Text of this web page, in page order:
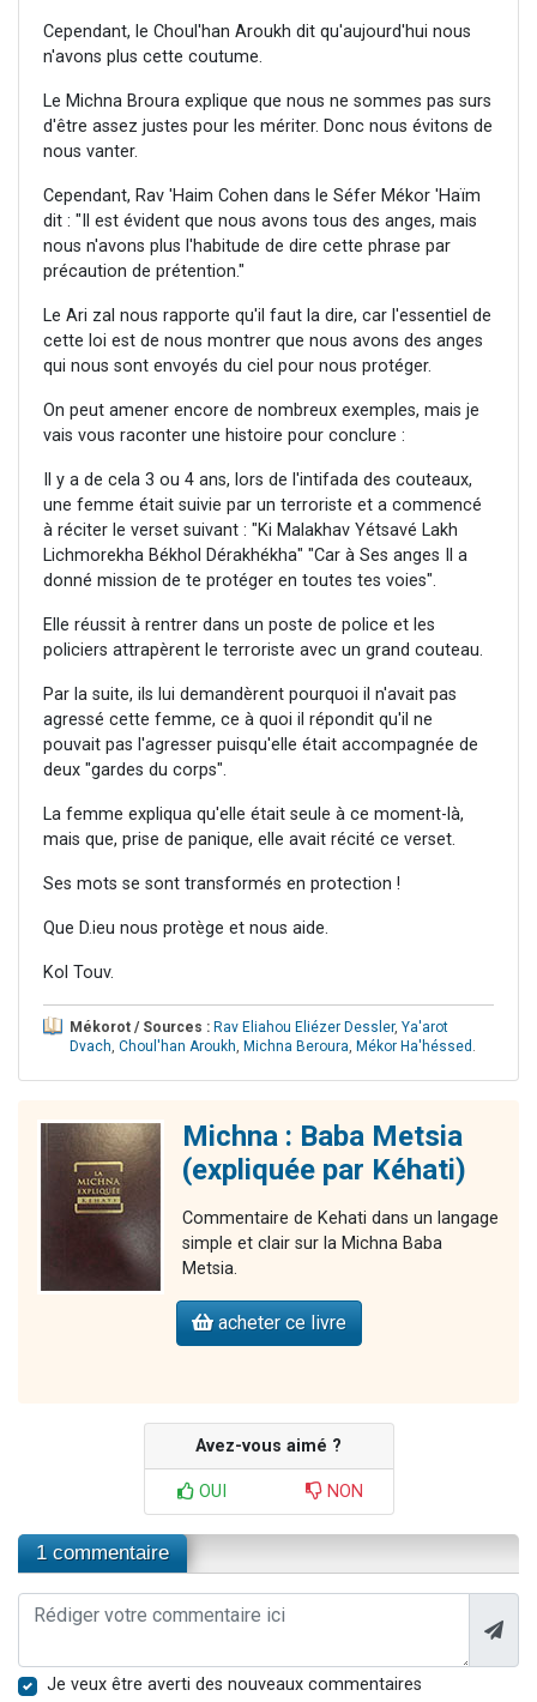
Cependant, le Choul'han Aroukh dit qu'aujourd'hui nous
n'avons plus cette coutume.
Le Michna Broura explique que nous ne sommes pas surs
d'être assez justes pour les mériter. Donc nous évitons de
nous vanter.
Cependant, Rav 'Haim Cohen dans le Séfer Mékor 'Haïm
dit : "Il est évident que nous avons tous des anges, mais
nous n'avons plus l'habitude de dire cette phrase par
précaution de prétention."
Le Ari zal nous rapporte qu'il faut la dire, car l'essentiel de
cette loi est de nous montrer que nous avons des anges
qui nous sont envoyés du ciel pour nous protéger.
On peut amener encore de nombreux exemples, mais je
vais vous raconter une histoire pour conclure :
Il y a de cela 3 ou 4 ans, lors de l'intifada des couteaux,
une femme était suivie par un terroriste et a commencé
à réciter le verset suivant : "Ki Malakhav Yétsavé Lakh
Lichmorekha Békhol Dérakhékha" "Car à Ses anges Il a
donné mission de te protéger en toutes tes voies".
Elle réussit à rentrer dans un poste de police et les
policiers attrapèrent le terroriste avec un grand couteau.
Par la suite, ils lui demandèrent pourquoi il n'avait pas
agressé cette femme, ce à quoi il répondit qu'il ne
pouvait pas l'agresser puisqu'elle était accompagnée de
deux "gardes du corps".
La femme expliqua qu'elle était seule à ce moment-là,
mais que, prise de panique, elle avait récité ce verset.
Ses mots se sont transformés en protection !
Que D.ieu nous protège et nous aide.
Kol Touv.
Mékorot / Sources : Rav Eliahou Eliézer Dessler, Ya'arot
Dvach, Choul'han Aroukh, Michna Beroura, Mékor Ha'héssed .
Michna : Baba Metsia
(expliquée par Kéhati)
Commentaire de Kehati dans un langage
simple et clair sur la Michna Baba
Metsia.
acheter ce livre
Avez-vous aimé ?
OUI NON
1 commentaire
Je veux être averti des nouveaux commentaires